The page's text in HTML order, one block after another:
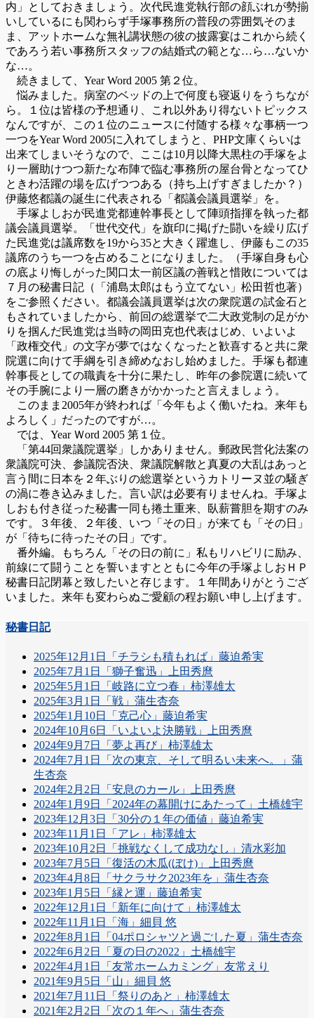
内」としておきましょう。次代民進党執行部の顔ぶれが勢揃
いしているにも関わらず手塚事務所の普段の雰囲気そのま
ま、アットホームな無礼講状態の彼の披露宴はこれから続く
であろう若い事務所スタッフの結婚式の範とな…ら…ないか
な…。
続きまして、Year Word 2005 第２位。
悩みました。病室のベッドの上で何度も寝返りをうちなが
ら。１位は皆様の予想通り、これ以外あり得ないトピックス
なんですが、この１位のニュースに付随する様々な事柄一つ
一つをYear Word 2005に入れてしまうと、PHP文庫くらいは
出来てしまいそうなので、ここは10月以降大黒柱の手塚をよ
り一層助けつつ新たな布陣で臨む事務所の屋台骨となってひ
ときわ活躍の場を広げつつある（持ち上げすぎましたか？）
伊藤悠都議の誕生に代表される「都議会議員選挙」を。
手塚よしおが民進党都連幹事長として陣頭指揮を執った都
議会議員選挙。「世代交代」を旗印に掲げた闘いを繰り広げ
た民進党は議席数を19から35と大きく躍進し、伊藤もこの35
議席のうち一つを占めることになりました。（手塚自身も心
の底より悔しがった関口太一前区議の善戦と惜敗については
７月の秘書日記（「浦島太郎はもう立てない」松田哲也著）
をご参照ください。都議会議員選挙は次の衆院選の試金石と
もされていましたから、前回の総選挙で二大政党制の足がか
りを掴んだ民進党は当時の岡田克也代表はじめ、いよいよ
「政権交代」の文字が夢ではなくなったと歓喜すると共に衆
院選に向けて手綱を引き締めなおし始めました。手塚も都連
幹事長としての職責を十分に果たし、昨年の参院選に続いて
その手腕により一層の磨きがかかったと言えましょう。
このまま2005年が終われば「今年もよく働いたね。来年も
よろしく」だったのですが…。
では、Year Ｗord 2005 第１位。
「第44回衆議院選挙」しかありません。郵政民営化法案の
衆議院可決、参議院否決、衆議院解散と真夏の大乱はあっと
言う間に日本を２年ぶりの総選挙というカトリーヌ並の騒ぎ
の渦に巻き込みました。言い訳は必要有りませんね。手塚よ
しおも付き従った秘書一同も捲土重来、臥薪嘗胆を期すのみ
です。３年後、２年後、いつ「その日」が来ても「その日」
が「待ちに待ったその日」です。
番外編。もちろん「その日の前に」私もリハビリに励み、
前線にて闘うことを誓いますとともに今年の手塚よしおＨＰ
秘書日記閉幕と致したいと存じます。１年間ありがとうござ
いました。来年も変わらぬご愛顧の程お願い申し上げます。
秘書日記
2025年12月1日「チラシも積もれば」藤迫希実
2025年7月1日「獅子奮迅」上田秀麿
2025年5月1日「岐路に立つ春」柿澤雄太
2025年3月1日「戦」蒲生杏奈
2025年1月10日「克己心」藤迫希実
2024年10月6日「いよいよ決勝戦」上田秀麿
2024年9月7日「夢よ再び」柿澤雄太
2024年7月1日「次の東京、そして明るい未来へ。」蒲
生杏奈
2024年2月2日「安息のカール」上田秀麿
2024年1月9日「2024年の幕開けにあたって」土橋雄宇
2023年12月3日「30分の１年の価値」藤迫希実
2023年11月1日「アレ」柿澤雄太
2023年10月2日「挑戦なくして成功なし」清水彩加
2023年7月5日「復活の木瓜(ぼけ)」上田秀麿
2023年4月8日「サクラサク2023年を」蒲生杏奈
2023年1月5日「縁と運」藤迫希実
2022年12月1日「新年に向けて」柿澤雄太
2022年11月1日「海」細貝 悠
2022年8月1日「04ポロシャツと過ごした夏」蒲生杏奈
2022年6月2日「夏の日の2022」土橋雄宇
2022年4月1日「友常ホームカミング」友常えり
2021年9月5日「山」細貝 悠
2021年7月11日「祭りのあと」柿澤雄太
2021年2月2日「次の１年へ」蒲生杏奈